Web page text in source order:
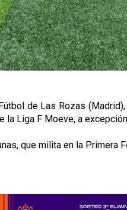
de Las Rozas
Liga F Moeve, a
que milita en la